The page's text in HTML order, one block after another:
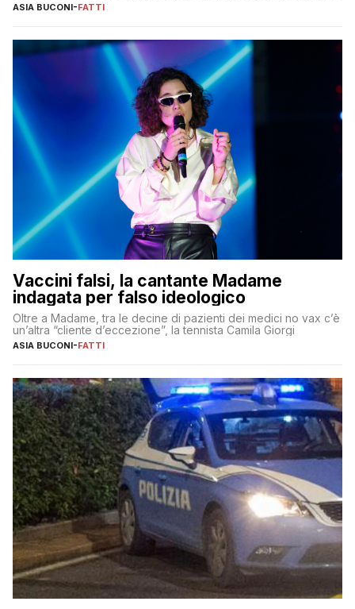
ASIA BUCONI-FATTI
Vaccini falsi, la cantante Madame
indagata per falso ideologico
Oltre a Madame, tra le decine di pazienti dei medici no vax c’è
un’altra “cliente d’eccezione”, la tennista Camila Giorgi
ASIA BUCONI-FATTI